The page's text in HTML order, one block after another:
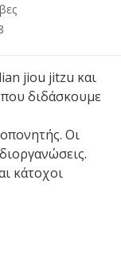
jiou jitzu και
που διδάσκουμε
Οι
κάτοχοι